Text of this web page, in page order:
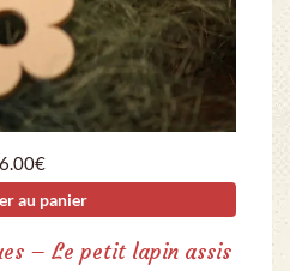
6.00€
au panier
– Le petit lapin assis